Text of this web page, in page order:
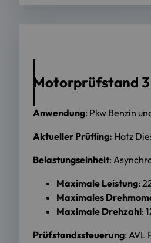
Motorprüfstand 3
Anwendung: Pkw Benzin
Aktueller Prüfling: Hatz
Belastungseinheit:
Maximale Leistung:
Maximales
Maximale Drehzahl:
Prüfstandssteuerung: AVL